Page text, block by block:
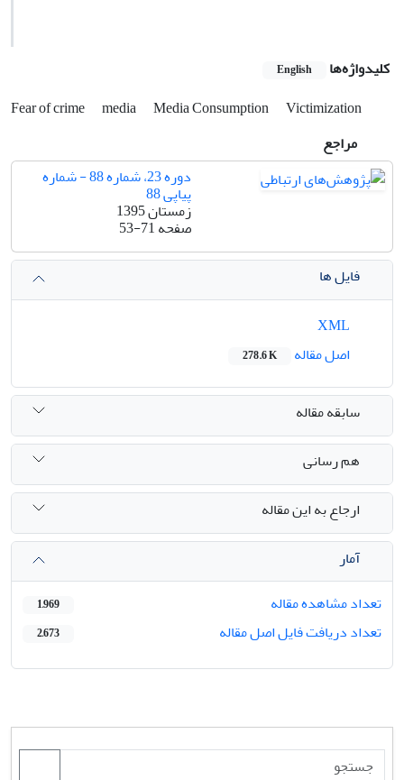
کلیدواژه‌ها English
Fear of crime media Media Consumption
Victimization
مراجع
دوره 23، شماره 88 - شماره
پیاپی 88
زمستان 1395
صفحه53-71
فایل ها
اصل مقاله
278.6 K
سابقه مقاله
هم رسانی
ارجاع به این مقاله
آمار
تعداد مشاهده مقاله
1,969
تعداد دریافت فایل اصل مقاله 2,673